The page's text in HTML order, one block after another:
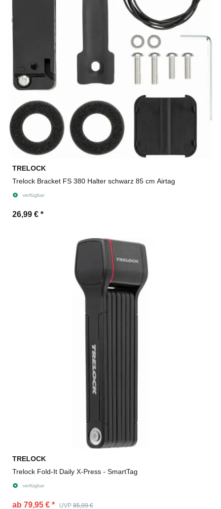
TRELOCK
Trelock Bracket FS 380 Halter schwarz 85 cm Airtag
verfügbar
26,99 € *
TRELOCK
Trelock Fold-It Daily X-Press - SmartTag
verfügbar
ab 79,95 € * UVP 85,99 €